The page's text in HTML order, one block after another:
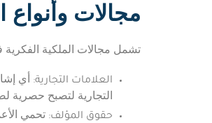
مجالات وأنواع
تشمل مجالات الملكية الفكرية
العلامات التجارية: أي
التجارية لتصبح حصرية
حقوق المؤلف: تحمي